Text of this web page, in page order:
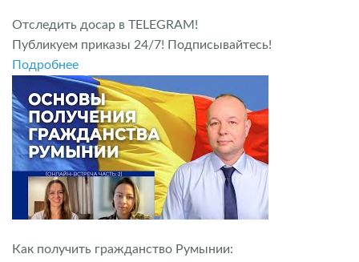
Отследить досар в TELEGRAM!
Публикуем приказы 24/7! Подписывайтесь!
Подробнее
Как получить гражданство Румынии: